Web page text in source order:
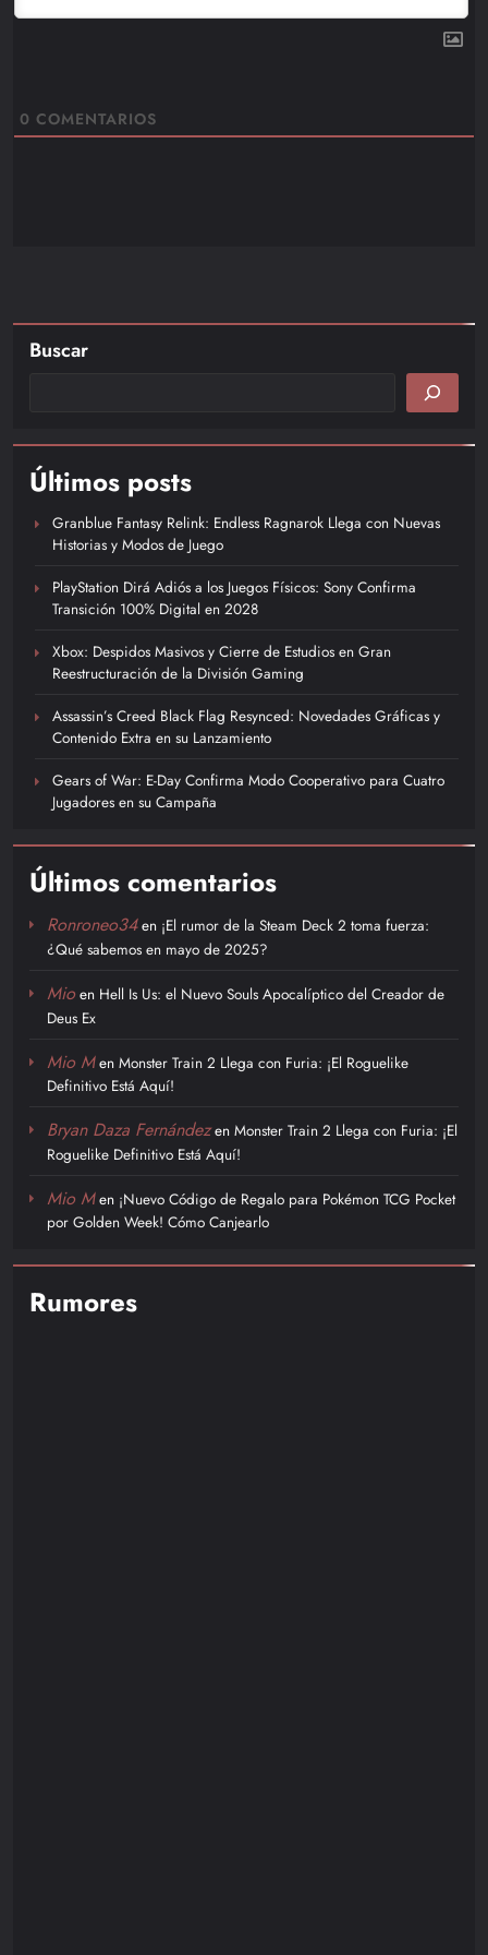
0 COMENTARIOS
Buscar
Últimos posts
Granblue Fantasy Relink: Endless Ragnarok Llega con Nuevas
Historias y Modos de Juego
PlayStation Dirá Adiós a los Juegos Físicos: Sony Confirma
Transición 100% Digital en 2028
Xbox: Despidos Masivos y Cierre de Estudios en Gran
Reestructuración de la División Gaming
Assassin’s Creed Black Flag Resynced: Novedades Gráficas y
Contenido Extra en su Lanzamiento
Gears of War: E-Day Confirma Modo Cooperativo para Cuatro
Jugadores en su Campaña
Últimos comentarios
Ronroneo34en ¡El rumor de la Steam Deck 2 toma fuerza:
¿Qué sabemos en mayo de 2025?
Mioen Hell Is Us: el Nuevo Souls Apocalíptico del Creador de
Deus Ex
Mio Men Monster Train 2 Llega con Furia: ¡El Roguelike
Definitivo Está Aquí!
Bryan Daza Fernándezen Monster Train 2 Llega con Furia: ¡El
Roguelike Definitivo Está Aquí!
Mio Men ¡Nuevo Código de Regalo para Pokémon TCG Pocket
por Golden Week! Cómo Canjearlo
Rumores